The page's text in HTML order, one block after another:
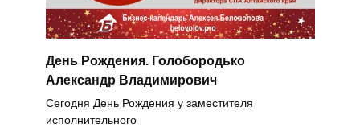
День Рождения. Голобородько
Александр Владимирович
Сегодня День Рождения у заместителя
исполнительного